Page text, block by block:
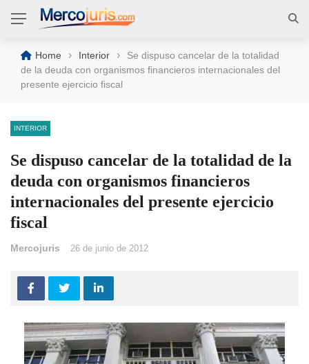
Home › Interior ›
Se dispuso cancelar de la totalidad
de la deuda con organismos financieros internacionales del
presente ejercicio fiscal
INTERIOR
Se dispuso cancelar de la totalidad de la
deuda con organismos financieros
internacionales del presente ejercicio
fiscal
Mercojuris 26 de junio de 2012